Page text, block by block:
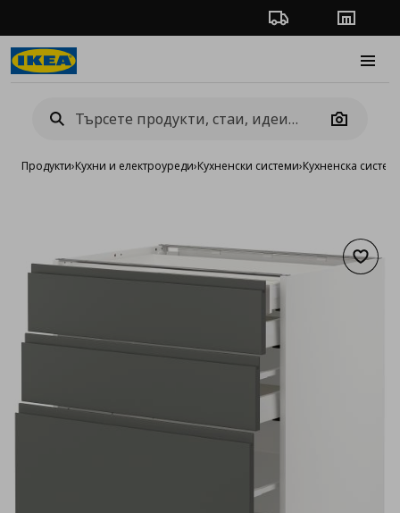
Проследяване на
Camera
Продукти›Кухни и електроуреди›Кухненски системи›Кухненска